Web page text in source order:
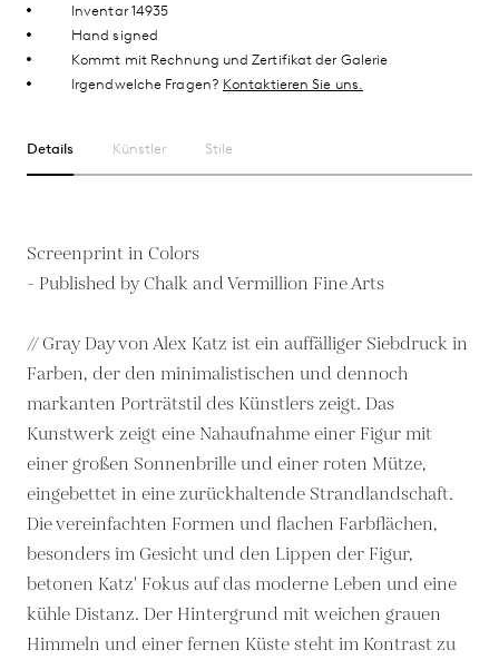
Inventar 14935
Hand signed
Kommt mit Rechnung und Zertifikat der Galerie
Irgendwelche Fragen? Kontaktieren Sie uns.
Details Künstler Stile
Screenprint in Colors
- Published by Chalk and Vermillion Fine Arts
// Gray Day von Alex Katz ist ein auffälliger Siebdruck in
Farben, der den minimalistischen und dennoch
markanten Porträtstil des Künstlers zeigt. Das
Kunstwerk zeigt eine Nahaufnahme einer Figur mit
einer großen Sonnenbrille und einer roten Mütze,
eingebettet in eine zurückhaltende Strandlandschaft.
Die vereinfachten Formen und flachen Farbflächen,
besonders im Gesicht und den Lippen der Figur,
betonen Katz' Fokus auf das moderne Leben und eine
kühle Distanz. Der Hintergrund mit weichen grauen
Himmeln und einer fernen Küste steht im Kontrast zu